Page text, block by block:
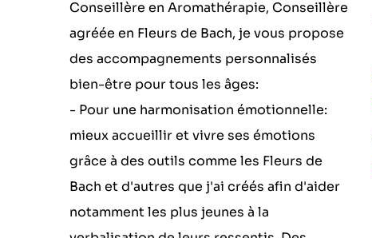
Conseillère en Aromathérapie, Conseillère
agréée en Fleurs de Bach, je vous propose
des accompagnements personnalisés
bien-être pour tous les âges:
- Pour une harmonisation émotionnelle:
mieux accueillir et vivre ses émotions
grâce à des outils comme les Fleurs de
Bach et d'autres que j'ai créés afin d'aider
notamment les plus jeunes à la